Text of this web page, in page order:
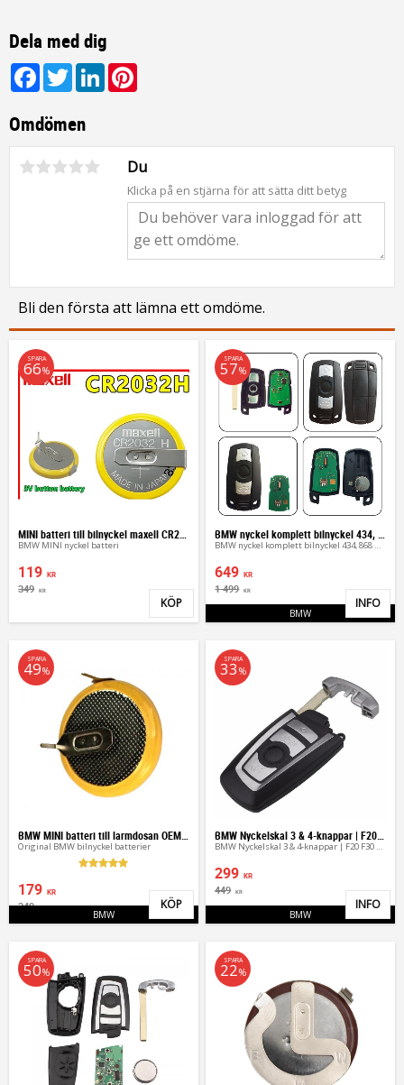
Dela med dig
Facebook
TwitterLinkedIn
Omdömen
Du
Klicka på en stjärna för att sätta ditt betyg
Bli den första att lämna ett omdöme.
MINI batteri till bilnyckel maxell CR2032H
BMW MINI nyckel batteri
119 KR
349 KR
SPARA
66%
Lägg till i favoriter
KÖP
BMW nyckel komplett bilnyckel 434, 868 mhz
BMW nyckel komplett bilnyckel 434, 868 mhz
649 KR
1 499 KR
SPARA
57%
BMW
INFO
Original BMW bilnyckel batterier
179 KR
349 KR
SPARA
49%
BMW Lägg till i favoriter
KÖP
BMW Nyckelskal 3 & 4-knappar | F20 F30 F10 X5
299 KR
449 KR
SPARA
33 %
BMW
INFO
SPARA
50%
SPARA
22%